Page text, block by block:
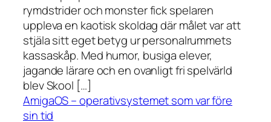
rymdstrider och monster fick spelaren
uppleva en kaotisk skoldag där målet var att
stjäla sitt eget betyg ur personalrummets
kassaskåp. Med humor, busiga elever,
jagande lärare och en ovanligt fri spelvärld
blev Skool […]
AmigaOS – operativsystemet som var före
sin tid